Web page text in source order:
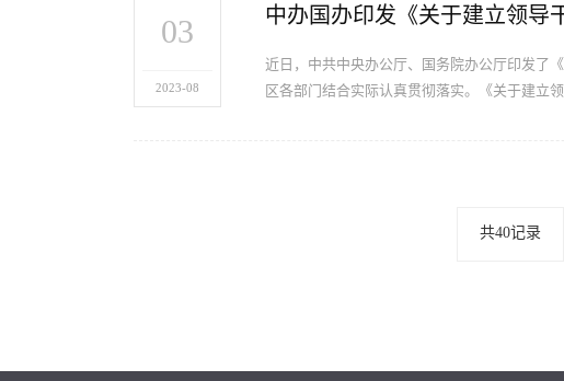
03
2023-08
中办国办印发《关于建立领导
近日，中共中央办公厅、国务院办公厅印发了
区各部门结合实际认真贯彻落实。《关于建立
共40记录